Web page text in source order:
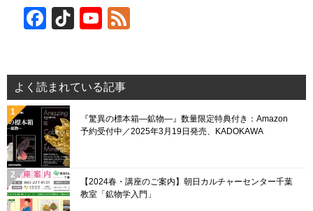
F
e
b
o
o
k
Ti
o
k
Y
T
u
b
C
h
よく読まれている記事
『驚異の標本箱—鉱物—』数量限定特典付き：Amazon
予約受付中／2025年3月19日発売、KADOKAWA
【2024春・講座のご案内】朝日カルチャーセンター千葉
教室「鉱物学入門」